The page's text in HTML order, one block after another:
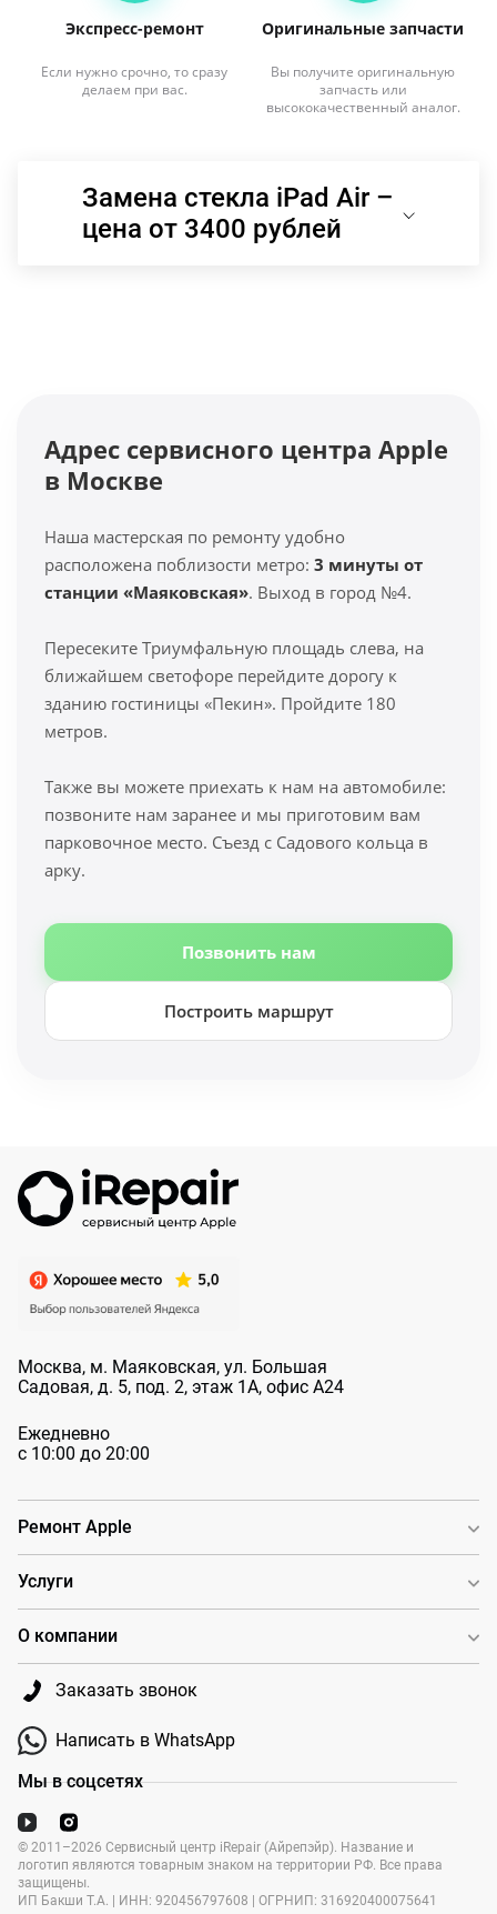
Экспресс-ремонт
Если нужно срочно, то сразу
делаем при вас.
Оригинальные запчасти
Вы получите оригинальную
запчасть или
высококачественный аналог.
Замена стекла iPad Air –
цена от 3400 рублей
Адрес сервисного центра Apple
в Москве
Наша мастерская по ремонту удобно
расположена поблизости метро: 3 минуты от
станции «Маяковская». Выход в город №4.
Пересеките Триумфальную площадь слева, на
ближайшем светофоре перейдите дорогу к
зданию гостиницы «Пекин». Пройдите 180
метров.
Также вы можете приехать к нам на автомобиле:
позвоните нам заранее и мы приготовим вам
парковочное место. Съезд с Садового кольца в
арку.
Позвонить нам
Построить маршрут
Москва, м. Маяковская, ул. Большая
Садовая, д. 5, под. 2, этаж 1А, офис А24
Ежедневно
с 10:00 до 20:00
Заказать звонок
Написать в WhatsApp
Ремонт Apple
Услуги
О компании
Мы в соцсетях
© 2011–2026 Сервисный центр iRepair (Айрепэйр). Название и
логотип являются товарным знаком на территории РФ. Все права
защищены.
ИП Бакши Т.А. | ИНН: 920456797608 | ОГРНИП: 316920400075641